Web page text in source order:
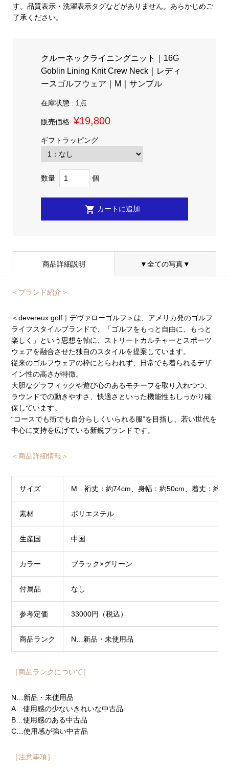
す。品質表示・洗濯表示タグなどがありません。あらかじめご
了承ください。
クルーネックライニングニット｜16G
Goblin Lining Knit Crew Neck｜レディ
ースゴルフウェア｜M｜サンプル
在庫状態 : 1点
販売価格 ¥19,800
ギフトラッピング
数量 個
商品詳細説明 ▼全ての写真▼
＜ブランド紹介＞
＜devereux golf｜デヴァローゴルフ＞は、アメリカ発のゴルフ
ライフスタイルブランドで、「ゴルフをもっと自由に、もっと
楽しく」という思想を軸に、ストリートカルチャーとスポーツ
ウェアを融合させた独自のスタイルを提案しています。
従来のゴルフウェアの枠にとらわれず、日常でも着られるデザ
イン性の高さが特徴。
大胆なグラフィックや遊び心のあるモチーフを取り入れつつ、
ラウンドでの動きやすさ、快適さといった機能性もしっかり確
保しています。
“コースでも街でも自分らしくいられる服”を目指し、若い世代を
中心に支持を広げている新鋭ブランドです。
＜商品詳細情報＞
サイズ M 裄丈：約74cm、身幅：約50cm、着丈：約
素材 ポリエステル
生産国 中国
カラー ブラック×グリーン
付属品 なし
参考定価 33000円（税込）
商品ランク N…新品・未使用品
［商品ランクについて］
N…新品・未使用品
A…使用感の少ないきれいな中古品
B…使用感のある中古品
C…使用感が強い中古品
［注意事項］